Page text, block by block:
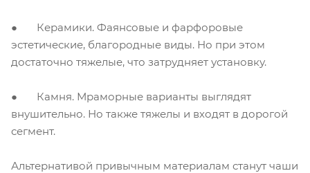
● Керамики. Фаянсовые и фарфоровые
эстетические, благородные виды. Но при этом
достаточно тяжелые, что затрудняет установку.
● Камня. Мраморные варианты выглядят
внушительно. Но также тяжелы и входят в дорогой
сегмент.
Альтернативой привычным материалам станут чаши